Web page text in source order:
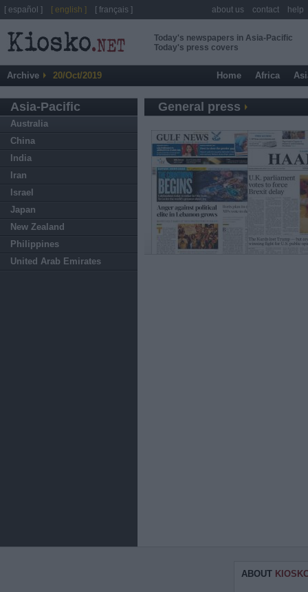
Today's newspapers in Asia-Pacific
Today's press covers
Archive 20/Oct/2019 Home Africa
Asia-Pacific
Australia
China
India
Iran
Israel
Japan
New Zealand
Philippines
United Arab Emirates
General press
ABOUT
[ español ] [ english ] [ français ] about us contact help